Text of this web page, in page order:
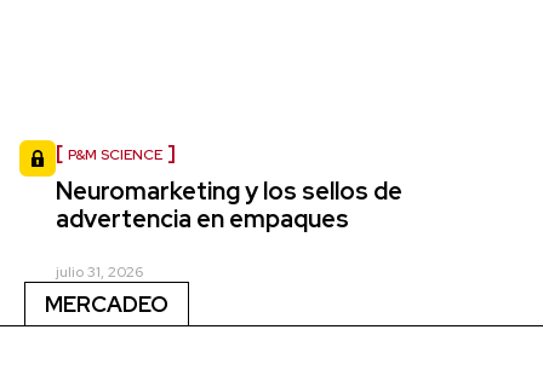
P&M SCIENCE
Neuromarketing y los sellos de
advertencia en empaques
julio 31, 2026
MERCADEO